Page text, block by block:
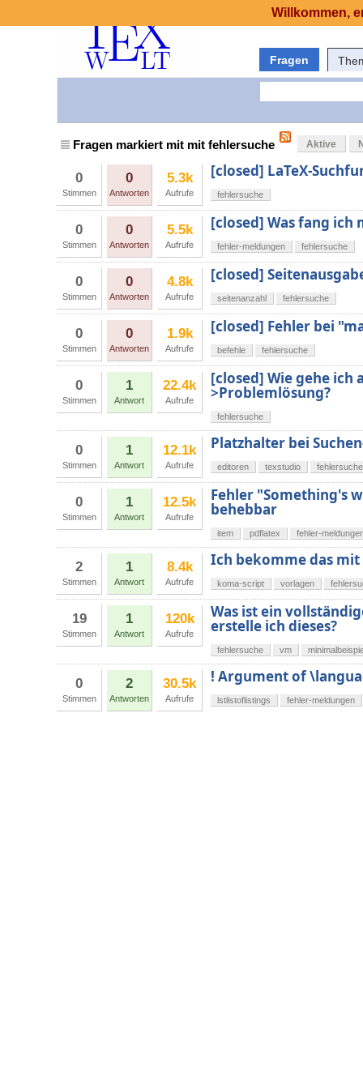
Fragen
Fragen markiert mit mit fehlersuche Aktive
0
Stimmen
0
Antworten
5.3k
Aufrufe
[closed] LaTeX-
fehlersuche
0
Stimmen
0
Antworten
5.5k
Aufrufe
[closed] Was fang ich
fehler-meldungen fehlersuche
0
Stimmen
0
Antworten
4.8k
Aufrufe
[closed]
seitenanzahl fehlersuche
0
Stimmen
0
Antworten
1.9k
Aufrufe
[closed] Fehler bei
befehle fehlersuche
0
Stimmen
1
Antwort
22.4k
Aufrufe
[closed] Wie gehe ich
>Problemlösung?
fehlersuche
0
Stimmen
1
Antwort
12.1k
Aufrufe
Platzhalter bei
editoren texstudio fehlersuche
0
Stimmen
1
Antwort
12.5k
Aufrufe
Fehler "Something's
behebbar
item pdflatex fehler-
2
Stimmen
1
Antwort
8.4k
Aufrufe
Ich bekomme das
koma-script vorlagen
19
Stimmen
1
Antwort
120k
Aufrufe
Was ist ein
erstelle ich dieses?
fehlersuche vm
0
Stimmen
2
Antworten
30.5k
Aufrufe
! Argument of
lstlistoflistings fehler-meldungen
Willkommen,